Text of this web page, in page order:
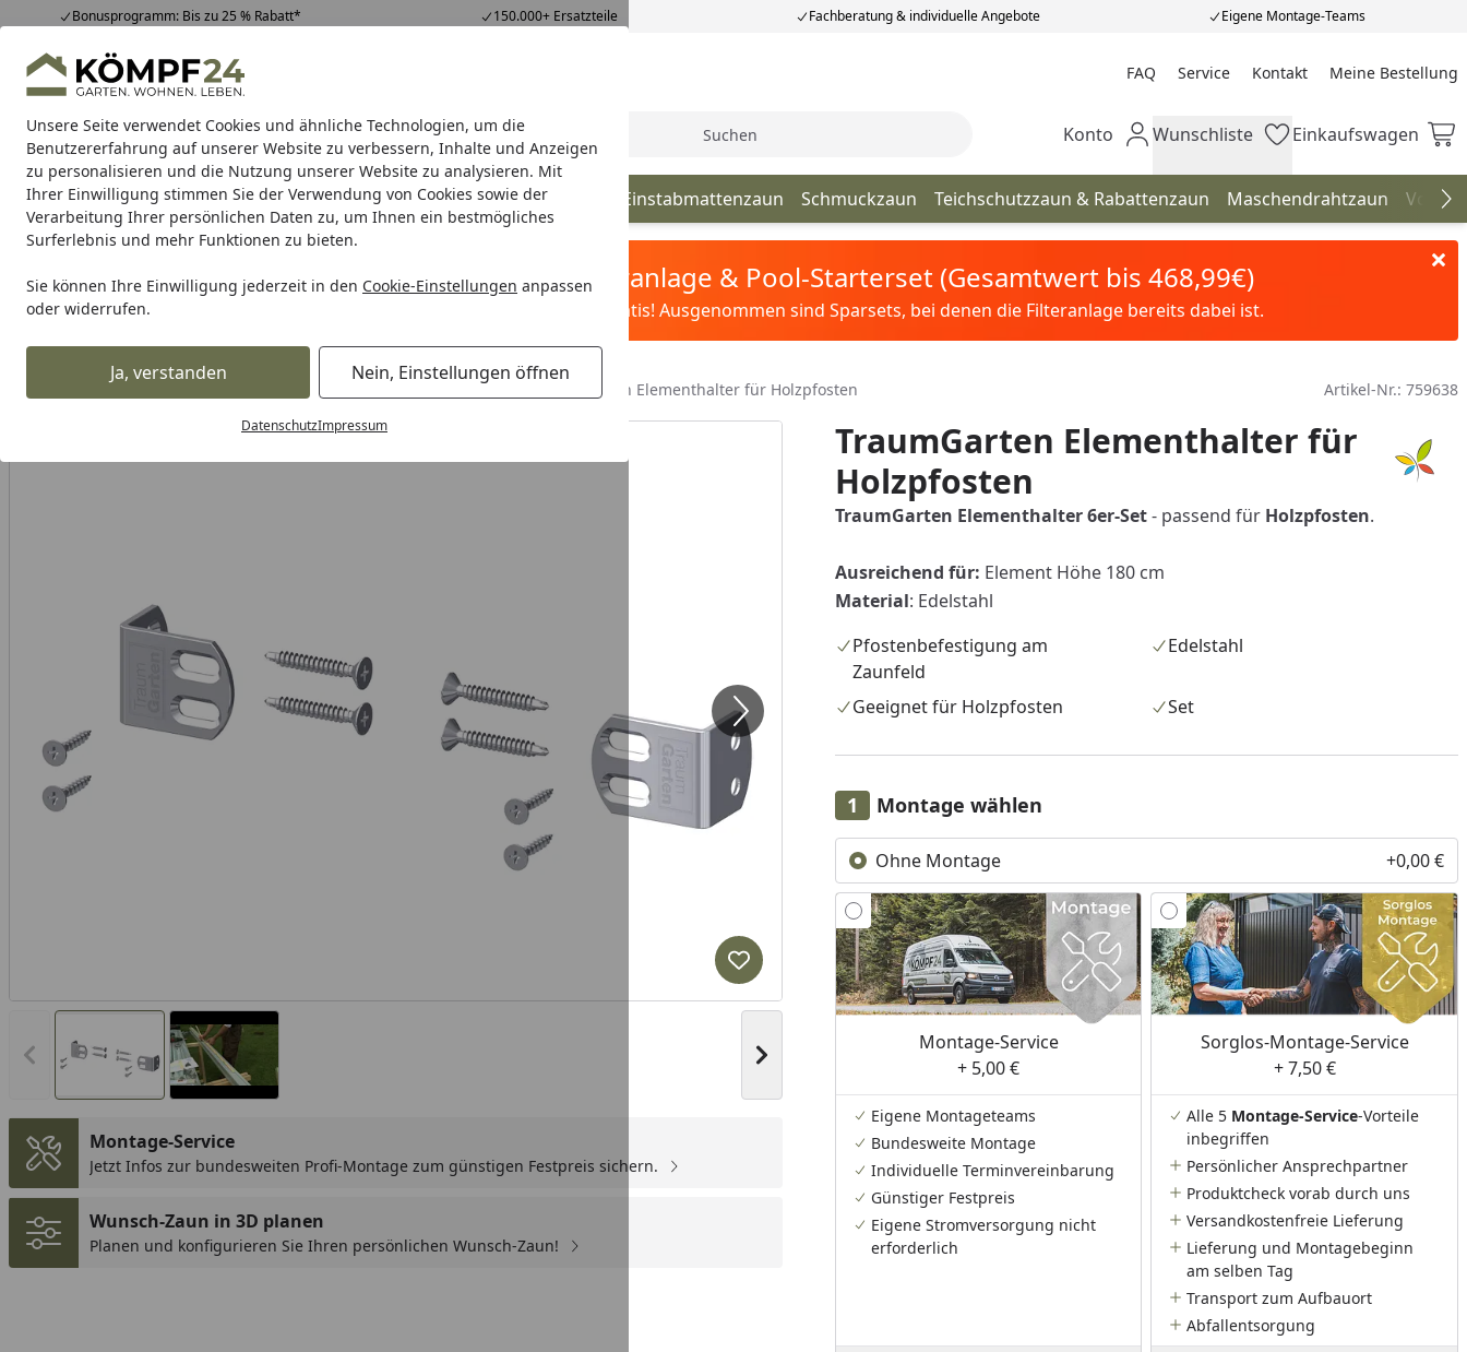
Unsere Seite verwendet Cookies und ähnliche Technologien, um die
Benutzererfahrung auf unserer Website zu verbessern, Inhalte und Anzeigen
zu personalisieren und die Nutzung unserer Website zu analysieren. Mit
Ihrer Einwilligung stimmen Sie der Verwendung von Cookies sowie der
Verarbeitung Ihrer persönlichen Daten zu, um Ihnen ein bestmögliches
Surferlebnis und mehr Funktionen zu bieten.
Sie können Ihre Einwilligung jederzeit in den Cookie-Einstellungen anpassen
oder widerrufen.
Ja, verstanden Nein, Einstellungen öffnen
DatenschutzImpressum
Bonusprogramm: Bis zu 25 % Rabatt* 150.000+ Ersatzteile Fachberatung & individuelle Angebote Eigene Montage-Teams
Hotline07051 / 9 22 22
Mo-Fr. 8-16 Uhr 25.961 Bewertungen FAQ Service Kontakt Meine Bestellung
Meine Bestellung
Alle Produkte
Alle ProdukteHighlights Tipps & Tricks Suche Mein Konto
Konto Wunschliste
Wunschliste Einkaufswagen
Einkaufswagen
Zaun Sichtschutzzaun Zaun Komplett-Sets Doppelstabmatten Einstabmattenzaun Schmuckzaun Teichschutzzaun & Rabattenzaun Maschendrahtzaun
Karibu Pools inkl. gratis Sandfilteranlage & Pool-Starterset (Gesamtwert bis 468,99€)
Dein Traumpool im Sorglos-Paket: Filter&Pflege gratis! Ausgenommen sind Sparsets, bei denen die Filteranlage bereits dabei ist.
Gartentor Garten Einzeltore TraumGarten Einzeltore TraumGarten Elementhalter für Holzpfosten Artikel-Nr.: 759638
Youtube-Video
Vorheriges Bild anzeigen Nächstes Bild anzeigen
Produkt zur Wunschliste hinzufügen
Montage-Service
Jetzt Infos zur bundesweiten Profi-Montage zum günstigen Festpreis sichern.
Wunsch-Zaun in 3D planen
Planen und konfigurieren Sie Ihren persönlichen Wunsch-Zaun!
TraumGarten Elementhalter für
Holzpfosten
TraumGarten Elementhalter 6er-Set- passend für Holzpfosten.
Ausreichend für: Element Höhe 180 cm
Material: Edelstahl
Pfostenbefestigung am
Zaunfeld
Edelstahl
Geeignet für Holzpfosten Set
Montage wählen
Ohne Montage +0,00 €
Montage-Service
+ 5,00 €
Eigene Montageteams
Bundesweite Montage
Individuelle Terminvereinbarung
Günstiger Festpreis
Eigene Stromversorgung nicht
erforderlich
Sorglos-Montage-Service
+ 7,50 €
Alle 5 Montage-Service-Vorteile
inbegriffen
Persönlicher Ansprechpartner
Produktcheck vorab durch uns
Versandkostenfreie Lieferung
Lieferung und Montagebeginn
am selben Tag
Transport zum Aufbauort
Abfallentsorgung